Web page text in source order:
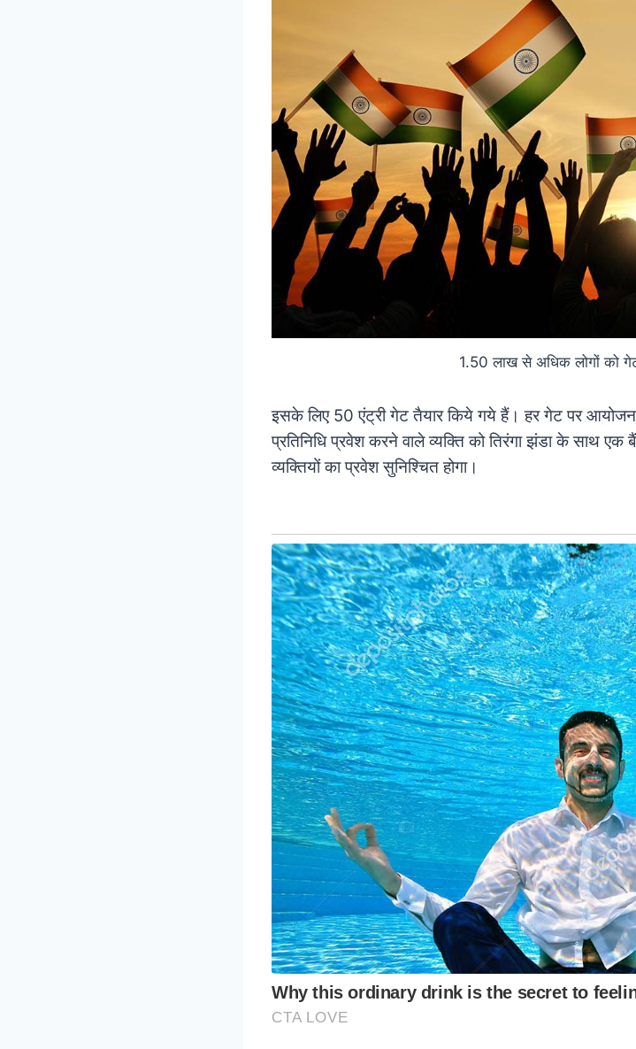
1.50 लाख से अधिक लोगों को गेट
इसके लिए 50 एंट्री गेट तैयार किये गये हैं। हर गेट पर
प्रतिनिधि प्रवेश करने वाले व्यक्ति को तिरंगा झंडा के साथ
व्यक्तियों का प्रवेश सुनिश्चित होगा।